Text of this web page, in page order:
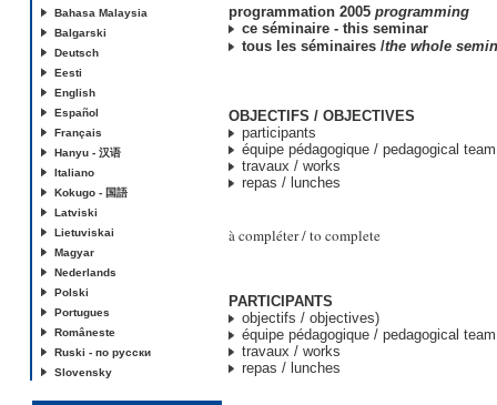
Bahasa Malaysia
Balgarski
Deutsch
Eesti
English
Español
Français
Hanyu - 汉语
Italiano
Kokugo - 国語
Latviski
Lietuviskai
Magyar
Nederlands
Polski
Portugues
Româneste
Ruski - по русски
Slovensky
programmation 2005 programming
ce séminaire - this seminar
tous les séminaires /the whole
OBJECTIFS / OBJECTIVES
participants
équipe pédagogique / pedagogical team
travaux / works
repas / lunches
à compléter / to complete
PARTICIPANTS
objectifs / objectives)
équipe pédagogique / pedagogical team
travaux / works
repas / lunches